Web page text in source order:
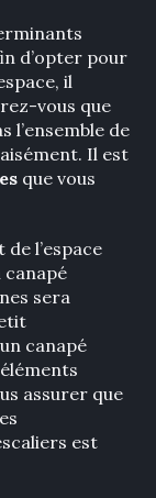
d’opter pour
il
vous que
l’ensemble de
Il est
que vous
l’espace
canapé
sera
canapé
assurer que
est